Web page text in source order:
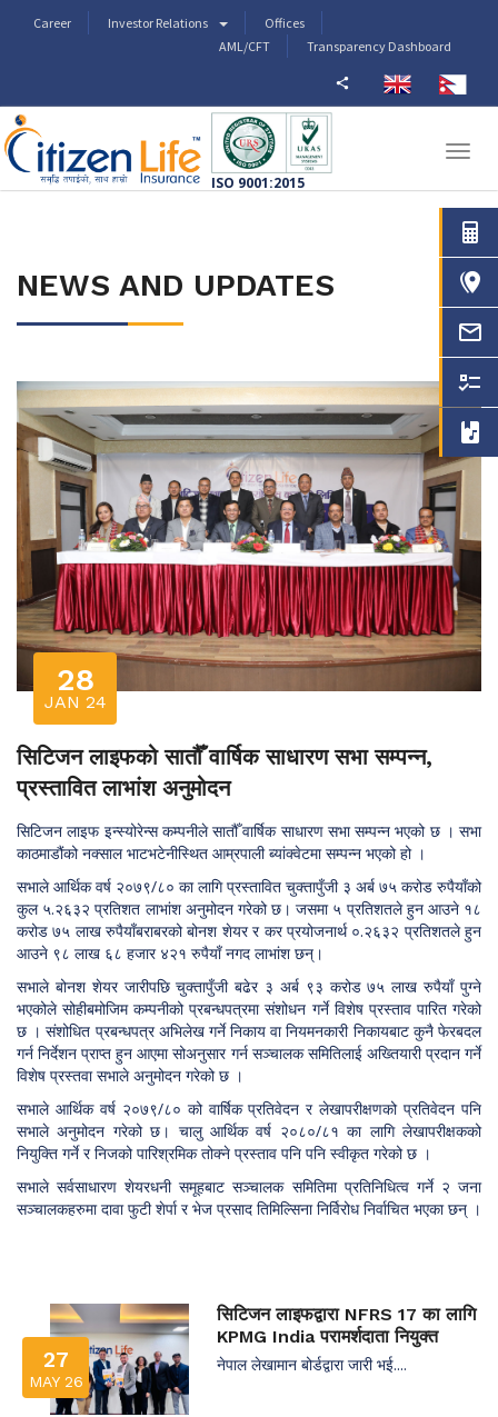
Career Investor Relations
Offices
AML/CFT Transparency Dashboard
ISO 9001:2015
NEWS AND UPDATES
28
JAN 24
सिटिजन लाइफको सातौँ वार्षिक साधारण सभा सम्पन्न,
प्रस्तावित लाभांश अनुमोदन
सिटिजन लाइफ इन्स्योरेन्स कम्पनीले सातौँ वार्षिक साधारण सभा सम्पन्न भएको छ । सभा
काठमाडौंको नक्साल भाटभटेनीस्थित आम्रपाली ब्यांक्वेटमा सम्पन्न भएको हो ।
सभाले आर्थिक वर्ष २०७९/८० का लागि प्रस्तावित चुक्तापुँजी ३ अर्ब ७५ करोड रुपैयाँको
कुल ५.२६३२ प्रतिशत लाभांश अनुमोदन गरेको छ। जसमा ५ प्रतिशतले हुन आउने १८
करोड ७५ लाख रुपैयाँबराबरको बोनश शेयर र कर प्रयोजनार्थ ०.२६३२ प्रतिशतले हुन
आउने ९८ लाख ६८ हजार ४२१ रुपैयाँ नगद लाभांश छन्।
सभाले बोनश शेयर जारीपछि चुक्तापुँजी बढेर ३ अर्ब ९३ करोड ७५ लाख रुपैयाँ पुग्ने
भएकोले सोहीबमोजिम कम्पनीको प्रबन्धपत्रमा संशोधन गर्ने विशेष प्रस्ताव पारित गरेको
छ । संशोधित प्रबन्धपत्र अभिलेख गर्ने निकाय वा नियमनकारी निकायबाट कुनै फेरबदल
गर्न निर्देशन प्राप्त हुन आएमा सोअनुसार गर्न सञ्चालक समितिलाई अख्तियारी प्रदान गर्ने
विशेष प्रस्तवा सभाले अनुमोदन गरेको छ ।
सभाले आर्थिक वर्ष २०७९/८० को वार्षिक प्रतिवेदन र लेखापरीक्षणको प्रतिवेदन पनि
सभाले अनुमोदन गरेको छ। चालु आर्थिक वर्ष २०८०/८१ का लागि लेखापरीक्षकको
नियुक्ति गर्ने र निजको पारिश्रमिक तोक्ने प्रस्ताव पनि पनि स्वीकृत गरेको छ ।
सभाले सर्वसाधारण शेयरधनी समूहबाट सञ्चालक समितिमा प्रतिनिधित्व गर्ने २ जना
सञ्चालकहरुमा दावा फुटी शेर्पा र भेज प्रसाद तिमिल्सिना निर्विरोध निर्वाचित भएका छन् ।
27
MAY 26
सिटिजन लाइफद्वारा NFRS 17 का लागि
KPMG India परामर्शदाता नियुक्त
नेपाल लेखामान बोर्डद्वारा जारी भई....